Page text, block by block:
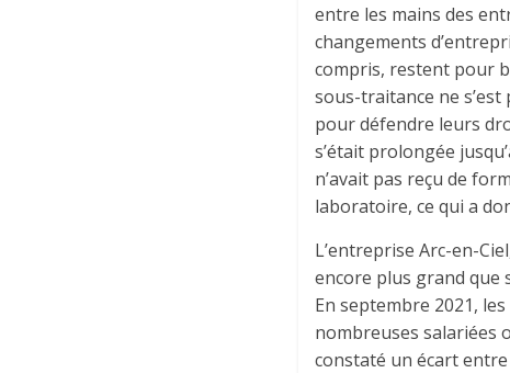
entre les mains des
changements
compris, restent pour
sous-traitance ne
pour défendre leurs
s’était prolongée
n’avait pas reçu de
laboratoire, ce qui a
L’entreprise Arc-en-
encore plus grand que
En septembre 2021,
nombreuses salariées
constaté un écart